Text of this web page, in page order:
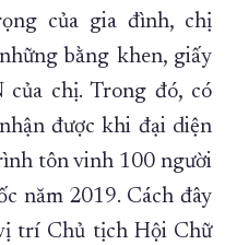
của gia đình, chị
bằng khen, giấy
chị. Trong đó, có
được khi đại diện
tôn vinh 100 người
năm 2019. Cách đây
trí Chủ tịch Hội Chữ